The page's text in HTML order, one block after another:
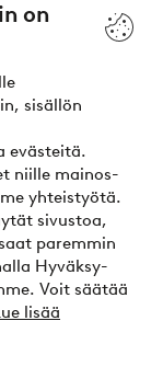
on
sisällön
evästeitä.
niille mainos-
yhteistyötä.
sivustoa,
paremmin
Hyväksy-
Voit säätää
lisää
erissä
?